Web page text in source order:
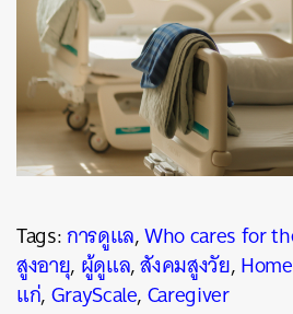
Tags:การดูแล,​Who cares for
สูงอายุ, ผู้ดูแล,สังคมสูงวัย,
แก่,GrayScale,Caregiver